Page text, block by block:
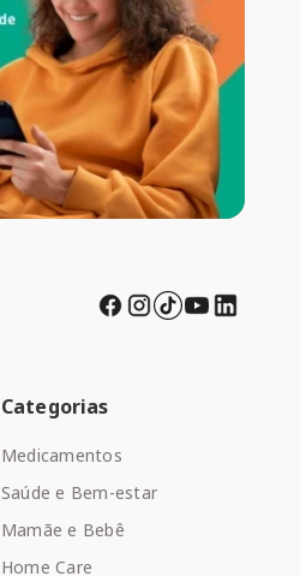
Categorias
Medicamentos
Saúde e Bem-estar
Mamãe e Bebê
Home Care